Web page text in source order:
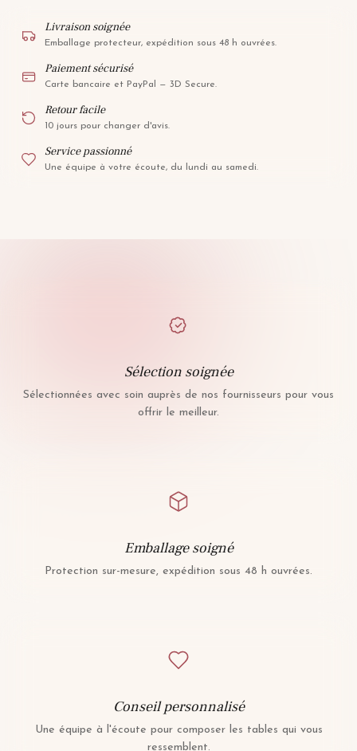
Livraison soignée
Emballage protecteur, expédition sous 48 h ouvrées.
Paiement sécurisé
Carte bancaire et PayPal — 3D Secure.
Retour facile
10 jours pour changer d'avis.
Service passionné
Une équipe à votre écoute, du lundi au samedi.
Sélection soignée
Sélectionnées avec soin auprès de nos fournisseurs pour vous
offrir le meilleur.
Emballage soigné
Protection sur-mesure, expédition sous 48 h ouvrées.
Conseil personnalisé
Une équipe à l'écoute pour composer les tables qui vous
ressemblent.